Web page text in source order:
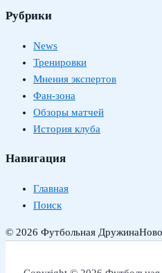
Рубрики
News
Тренировки
Мнения экспертов
Фан-зона
Обзоры матчей
История клуба
Навигация
Главная
Поиск
© 2026 Футбольная Дружина